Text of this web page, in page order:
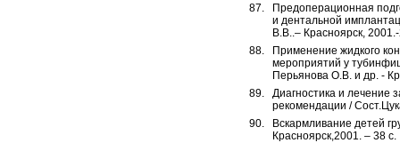
Предоперационная
и дентальной
В.В..– Красноярск,
Применение жидкого
мероприятий у
Перьянова О.В. и др. -
Диагностика и лечение
рекомендации /
Вскармливание детей
Красноярск,2001. – 38 с.